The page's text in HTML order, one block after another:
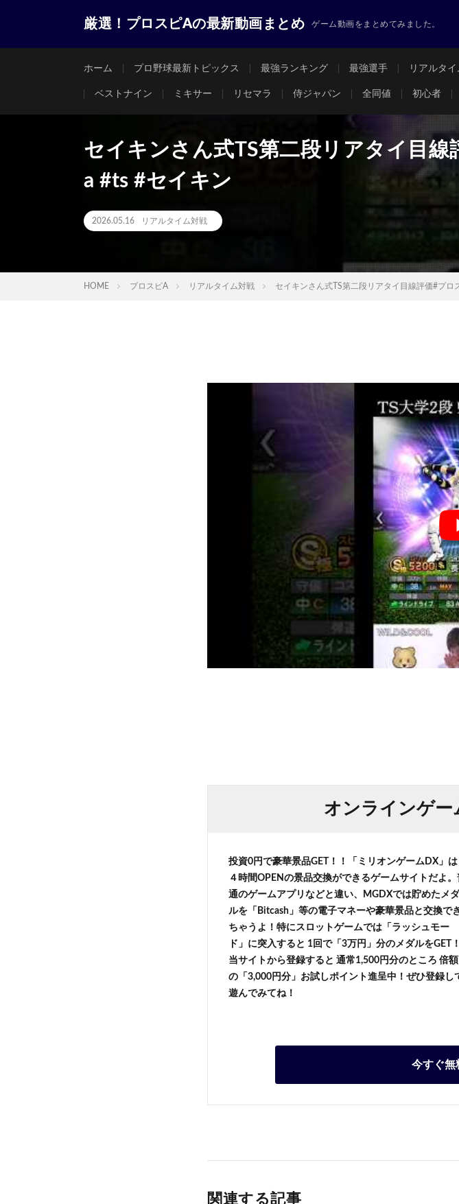
厳選！プロスピAの最新動画まとめ ゲーム動画をまとめてみました。
ホーム プロ野球最新トピックス 最強ランキング 最強選手 リアルタ
ベストナイン ミキサー リセマラ 侍ジャパン 全同値 初心者
セイキンさん式TS第二段リアタイ目線
a #ts #セイキン
2026.05.16 リアルタイム対戦
HOME プロスピA リアルタイム対戦 セイキンさん式TS第二段リアタイ目線評価#プロ
オンラインゲー
投資0円で豪華景品GET！！「ミリオンゲームDX」は
４時間OPENの景品交換ができるゲームサイトだよ。
通のゲームアプリなどと違い、MGDXでは貯めたメダ
ルを「Bitcash」等の電子マネーや豪華景品と交換で
ちゃうよ！特にスロットゲームでは「ラッシュモー
ド」に突入すると 1回で「3万円」分のメダルをGET！
当サイトから登録すると 通常1,500円分のところ 倍額
の「3,000円分」お試しポイント進呈中！ぜひ登録し
遊んでみてね！
今すぐ無
関連する記事